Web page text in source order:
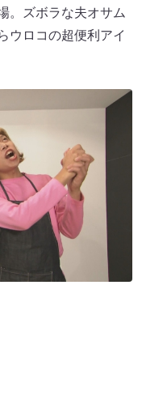
。ズボラな夫オサム
ウロコの超便利アイ